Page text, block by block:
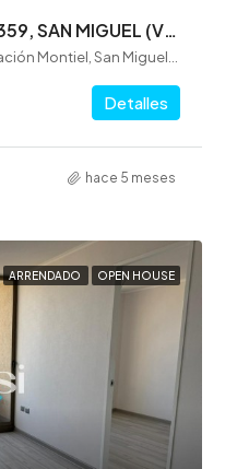
LLANO SUBERCASEAUX 3359, SAN MIGUEL (VE0306)
3359, Llano Subercaseaux, Población Montiel, San Miguel, Santiago, Provincia de Santiago, Región Metropolitana de Santiago, 8910339, Chile
Detalles
hace 5 meses
ARRENDADO OPEN HOUSE